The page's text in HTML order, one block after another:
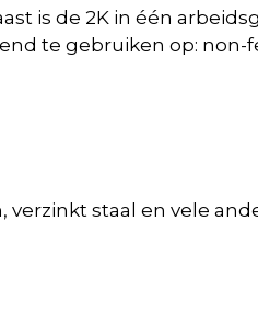
is de 2K in één
te gebruiken op:
staal en vele